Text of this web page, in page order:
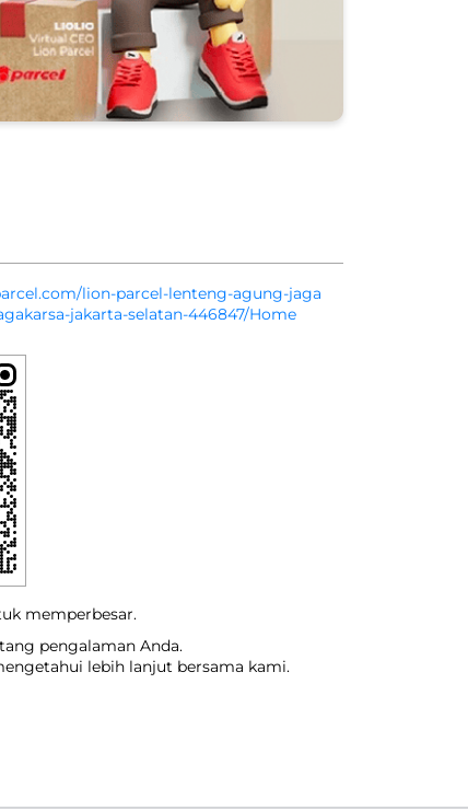
lion-parcel-lenteng-agung-jaga
jakarta-selatan-446847/Home
pengalaman Anda.
lebih lanjut bersama kami.
memperbesar.